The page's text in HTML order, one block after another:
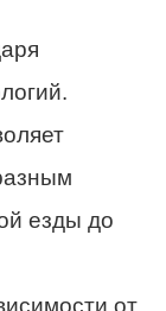
езды до